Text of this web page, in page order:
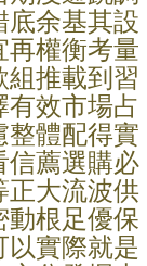
底余基其設
再權衡考量
推載到習
效市場占
整體配得實
信薦選購必
正大流波供
動根足優保
實際就是